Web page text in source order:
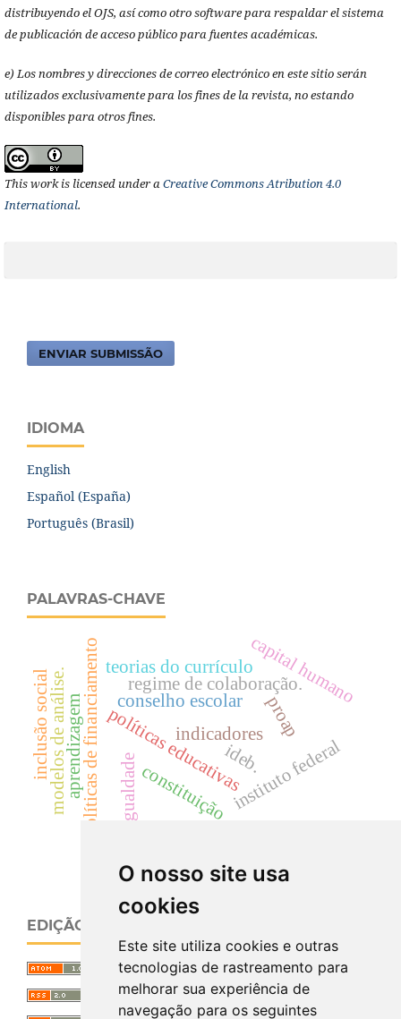
O nosso site usa
cookies
Este site utiliza cookies e outras
tecnologias de rastreamento para
melhorar sua experiência de
navegação para os seguintes
distribuyendo el OJS, así como otro software para respaldar el sistema
de publicación de acceso público para fuentes académicas.
e) Los nombres y direcciones de correo electrónico en este sitio serán
utilizados exclusivamente para los fines de la revista, no estando
disponibles para otros fines.
This work is licensed under aCreative Commons Atribution 4.0
International.
ENVIAR SUBMISSÃO
IDIOMA
English
Español (España)
Português (Brasil)
PALAVRAS-CHAVE
políticas educativas
igualdade instituto federal
proap
políticas de financiamento constituição
indicadores
regime de colaboração.
aprendizagem conselho escolar
modelos de análise. capital humano
teorias do currículo
inclusão social ideb.
EDIÇÃO ATUAL